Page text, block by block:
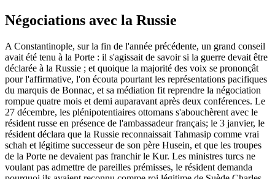
Négociations avec la Russie
A Constantinople, sur la fin de l'année précédente, un grand conseil
avait été tenu à la Porte : il s'agissait de savoir si la guerre devait être
déclarée à la Russie ; et quoique la majorité des voix se prononçât
pour l'affirmative, l'on écouta pourtant les représentations pacifiques
du marquis de Bonnac, et sa médiation fit reprendre la négociation
rompue quatre mois et demi auparavant après deux conférences. Le
27 décembre, les plénipotentiaires ottomans s'abouchèrent avec le
résident russe en présence de l'ambassadeur français; le 3 janvier, le
résident déclara que la Russie reconnaissait Tahmasip comme vrai
schah et légitime successeur de son père Husein, et que les troupes
de la Porte ne devaient pas franchir le Kur. Les ministres turcs ne
voulant pas admettre de pareilles prémisses, le résident demanda